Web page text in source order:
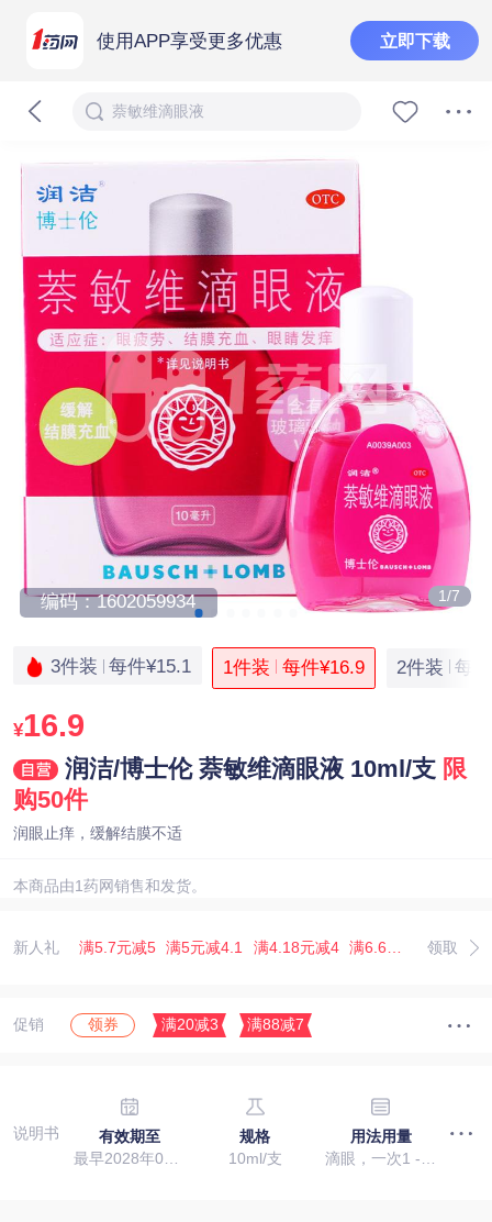
使用APP享受更多优惠 立即下载
萘敏维滴眼液
1/7
编码：1602059934
3件装 每件¥15.1 1件装 每件¥16.9 2件装 每
¥16.9
润洁/博士伦 萘敏维滴眼液 10ml/支 限
购50件
润眼止痒，缓解结膜不适
本商品由1药网销售和发货。
新人礼 领取
满5.7元减5 满5元减4.1 满4.18元减4 满6.67元减5.07 满
促销 领券 满20减3 满88减7
说明书
有效期至
规格
10ml/支
用法用量